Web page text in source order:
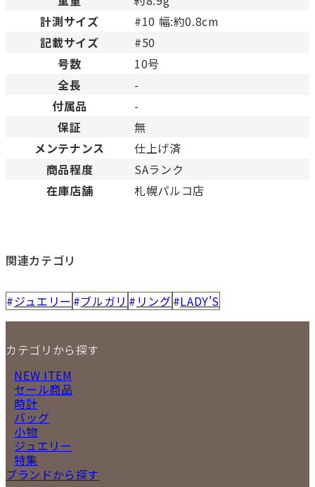
計測サイズ
#10 幅:約0.8cm
記載サイズ
#50
号数
10号
全長
-
付属品
-
保証
無
メンテナンス
仕上げ済
商品程度
SAランク
在庫店舗
札幌パルコ店
関連カテゴリ
ジュエリー ブルガリ リング LADY'S
カテゴリから探す
NEW ITEM
セール商品
時計
バッグ
小物
ジュエリー
特集
ブランドから探す